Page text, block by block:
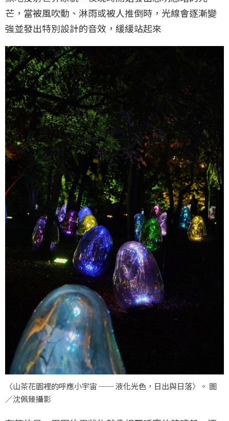
芒，當被風吹動、淋雨或被人推倒時，光線會逐漸變
強並發出特別設計的音效，緩緩站起來
〈山茶花園裡的呼應小宇宙 ── 液化光色，日出與日落〉。 圖
／沈佩臻攝影